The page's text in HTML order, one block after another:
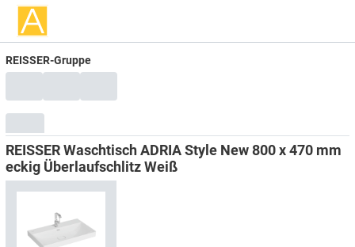
REISSER-Gruppe
REISSER Waschtisch ADRIA Style New 800 x 470 mm
eckig Überlaufschlitz Weiß